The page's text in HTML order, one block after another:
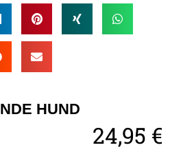
HUND
24,95 €